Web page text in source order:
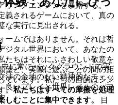
リングエンジンを暴露する。
義されるゲームにおいて、真の
な実行に見出される。
に常にバックグラウンドで実
渉の余地のない精神的なチェッ
良いプレイと世界レベルのパフ
。
ームではありません。それは哲
ジタル世界において、あなたの
たちはそれにふさわしい敬意を
望と、実際に遊ぶことの間の距
ています。私たちの目的はシン
。私たちはすべての摩擦を処理
むことに集中できます。
目